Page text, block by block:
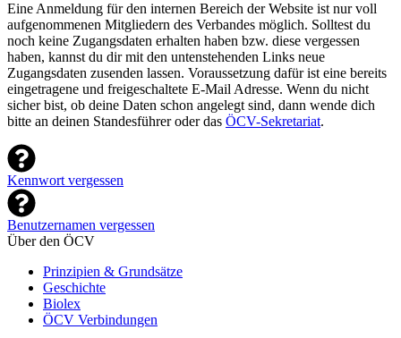
Eine Anmeldung für den internen Bereich der Website ist nur voll
aufgenommenen Mitgliedern des Verbandes möglich. Solltest du
noch keine Zugangsdaten erhalten haben bzw. diese vergessen
haben, kannst du dir mit den untenstehenden Links neue
Zugangsdaten zusenden lassen. Voraussetzung dafür ist eine bereits
eingetragene und freigeschaltete E-Mail Adresse. Wenn du nicht
sicher bist, ob deine Daten schon angelegt sind, dann wende dich
bitte an deinen Standesführer oder das ÖCV-Sekretariat.
Kennwort vergessen
Benutzernamen vergessen
Über den ÖCV
Prinzipien & Grundsätze
Geschichte
Biolex
ÖCV Verbindungen